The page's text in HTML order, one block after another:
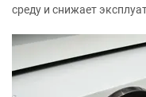
среду и снижает